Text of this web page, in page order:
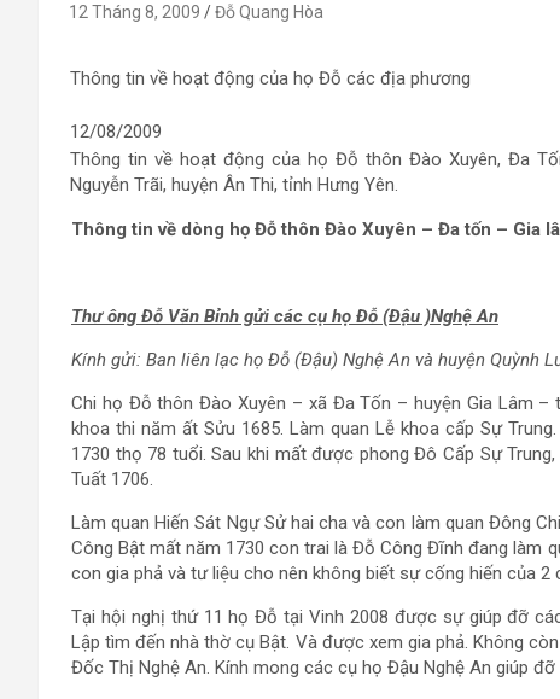
12 Tháng 8, 2009 Đỗ Quang Hòa
Thông tin về hoạt động của họ Đỗ các địa phương
12/08/2009
Thông tin về hoạt động của họ Đỗ thôn Đào Xuyên, Đa
Nguyễn Trãi, huyện Ân Thi, tỉnh Hưng Yên.
Thông tin về dòng họ Đỗ thôn Đào Xuyên – Đa tốn – Gia
Thư ông Đỗ Văn Bỉnh gửi các cụ họ Đỗ (Đậu )Nghệ An
Kính gửi: Ban liên lạc họ Đỗ (Đậu) Nghệ An và huyện Quỳnh
Chi họ Đỗ thôn Đào Xuyên – xã Đa Tốn – huyện Gia Lâm
khoa thi năm ất Sửu 1685. Làm quan Lễ khoa cấp Sự
1730 thọ 78 tuổi. Sau khi mất được phong Đô Cấp Sự
Tuất 1706.
Làm quan Hiến Sát Ngự Sử hai cha và con làm quan Đông
Công Bật mất năm 1730 con trai là Đỗ Công Đĩnh đang làm
con gia phả và tư liệu cho nên không biết sự cống hiến của
Tại hội nghị thứ 11 họ Đỗ tại Vinh 2008 được sự giúp đỡ
Lập tìm đến nhà thờ cụ Bật. Và được xem gia phả. Không
Đốc Thị Nghệ An. Kính mong các cụ họ Đậu Nghệ An giúp